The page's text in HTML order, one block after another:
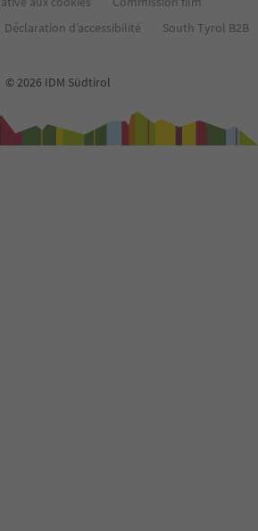
Déclaration d’accessibilité South Tyrol B2B
© 2026 IDM Südtirol